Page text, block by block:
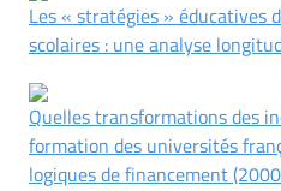
Les « stratégies » éducatives
scolaires : une analyse
Quelles transformations des
formation des universités
logiques de financement